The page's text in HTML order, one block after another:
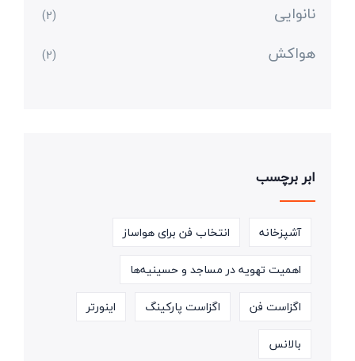
نانوایی (2)
هواکش (2)
ابر برچسب
آشپزخانه
انتخاب فن برای هواساز
اهمیت تهویه در مساجد و حسینیه‌ها
اگزاست فن
اگزاست پارکینگ
اینورتر
بالانس